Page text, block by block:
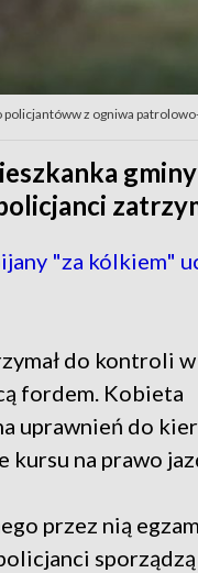
policjantóww z ogniwa
"za kólkiem"
do kontroli
fordem. Kobieta
uprawnień do
na prawo
przez nią